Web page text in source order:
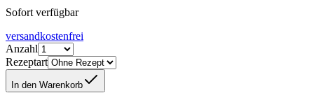
Sofort verfügbar
versandkostenfrei
Anzahl
Rezeptart
In den Warenkorb